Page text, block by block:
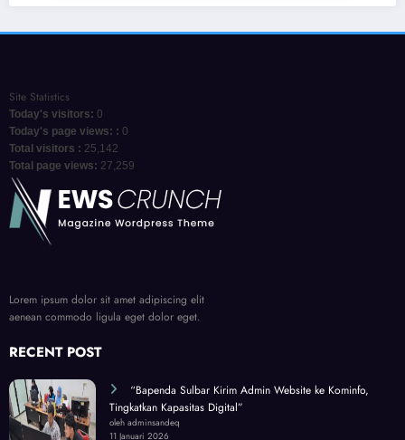
Indonesia menghadapi dinamika perebutan pengaruh global di tengah
Site Statistics
Today's visitors: 0
Today's page views: : 0
Total visitors : 25,142
Total page views: 27,259
Lorem ipsum dolor sit amet adipiscing elit
aenean commodo ligula eget dolor eget.
RECENT POST
“Bapenda Sulbar Kirim Admin Website ke Kominfo,
Tingkatkan Kapasitas Digital”
oleh adminsandeq
11 Januari 2026